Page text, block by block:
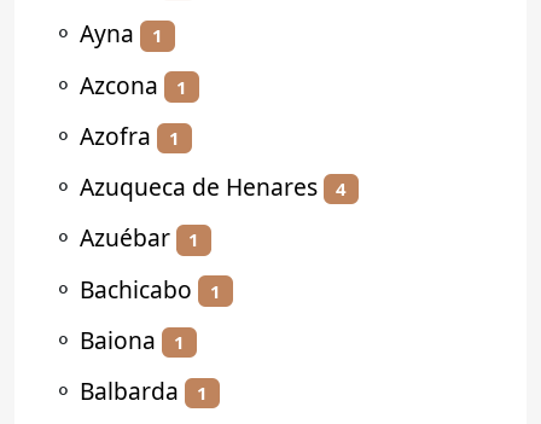
⚬ Ayna 1
⚬ Azcona 1
⚬ Azofra 1
⚬ Azuqueca de Henares 4
⚬ Azuébar 1
⚬ Bachicabo 1
⚬ Baiona 1
⚬ Balbarda 1